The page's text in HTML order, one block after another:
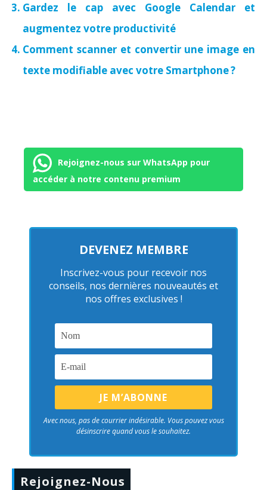
Gardez le cap avec Google Calendar et
augmentez votre productivité
Comment scanner et convertir une image en
texte modifiable avec votre Smartphone ?
Rejoignez-nous sur WhatsApp pour
accéder à notre contenu premium
DEVENEZ MEMBRE
Inscrivez-vous pour recevoir nos
conseils, nos dernières nouveautés et
nos offres exclusives !
Avec nous, pas de courrier indésirable. Vous pouvez vous
désinscrire quand vous le souhaitez.
Rejoignez-Nous